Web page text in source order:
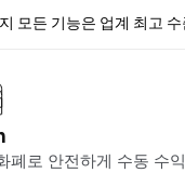
모든 기능은 업계 최고
폐로 안전하게 수동 수